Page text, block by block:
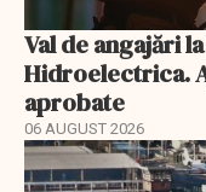
Val de angajări
Hidroelectrica.
aprobate
06 AUGUST 2026